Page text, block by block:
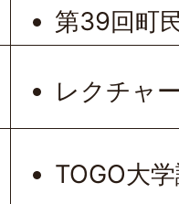
第39回町
レクチャ
TOGO大